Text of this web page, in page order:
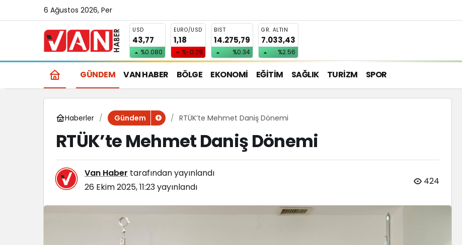
6 Ağustos 2026, Per
USD
43,77
%0.080
EURO/USD
1,18
%-0.29
BIST
14.275,79
%0.34
GR. ALTIN
7.033,43
%2.56
GÜNDEM VAN HABER BÖLGE EKONOMİ EĞİTİM SAĞLIK TURİZM SPOR
Haberler Gündem RTÜK’te Mehmet Daniş Dönemi
RTÜK’te Mehmet Daniş Dönemi
Van Haber tarafından yayınlandı
26 Ekim 2025, 11:23yayınlandı
424